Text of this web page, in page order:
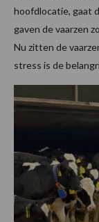
hoofdlocatie, gaat
gaven de vaarzen
Nu zitten de
stress is de